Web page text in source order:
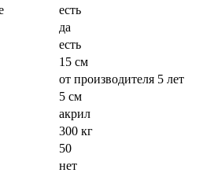
есть
да
есть
15 см
от производителя 5 лет
5 см
акрил
300 кг
50
нет